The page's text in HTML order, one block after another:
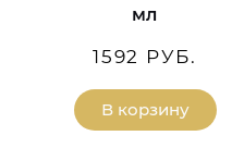
мл
1592 РУБ.
В корзину